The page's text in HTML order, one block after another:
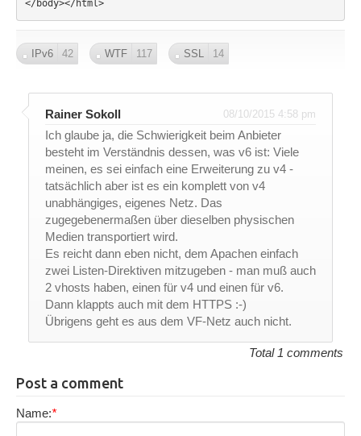
</body></html>
IPv6 42 WTF 117 SSL 14
Rainer Sokoll 08/10/2015 4:58 pm
Ich glaube ja, die Schwierigkeit beim Anbieter
besteht im Verständnis dessen, was v6 ist: Viele
meinen, es sei einfach eine Erweiterung zu v4 -
tatsächlich aber ist es ein komplett von v4
unabhängiges, eigenes Netz. Das
zugegebenermaßen über dieselben physischen
Medien transportiert wird.
Es reicht dann eben nicht, dem Apachen einfach
zwei Listen-Direktiven mitzugeben - man muß auch
2 vhosts haben, einen für v4 und einen für v6.
Dann klappts auch mit dem HTTPS :-)
Übrigens geht es aus dem VF-Netz auch nicht.
Total 1 comments
Post a comment
Name:*